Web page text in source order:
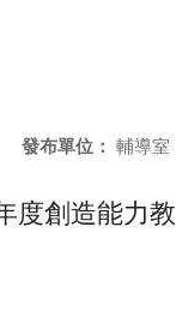
發布單位： 輔導室
度創造能力教